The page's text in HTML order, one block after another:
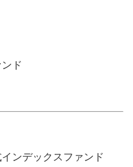
ド
ンデックスファンド